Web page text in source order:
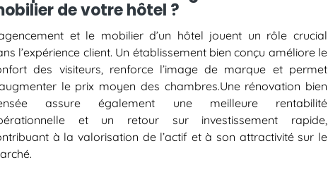
de votre hôtel ?
et le mobilier d’un hôtel jouent un rôle crucial
l’expérience client. Un établissement bien conçu améliore le
des visiteurs, renforce l’image de marque et permet
le prix moyen des chambres.Une rénovation bien
assure également une meilleure rentabilité
et un retour sur investissement rapide,
à la valorisation de l’actif et à son attractivité sur le